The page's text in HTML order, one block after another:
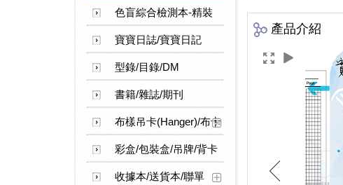
色盲綜合檢測本-精裝
寶寶日誌/寶寶日記
型錄/目錄/DM
書籍/雜誌/期刊
布樣吊卡(Hanger)/布卡
彩盒/包裝盒/吊牌/背卡
收據本/送貨本/聯單
產品介紹